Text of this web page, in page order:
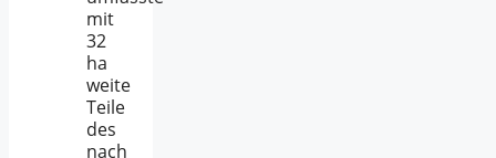
mit
32
ha
weite
Teile
des
nach